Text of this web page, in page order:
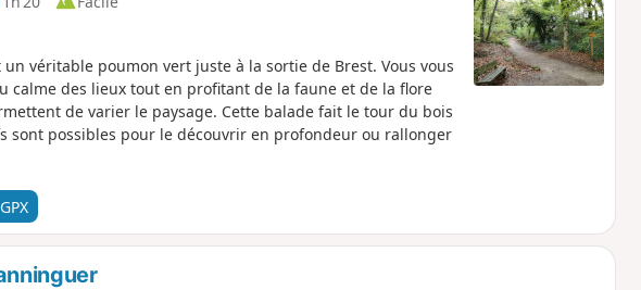
véritable poumon vert juste à la sortie de Brest. Vous vous
calme des lieux tout en profitant de la faune et de la flore
de varier le paysage. Cette balade fait le tour du bois
sont possibles pour le découvrir en profondeur ou rallonger